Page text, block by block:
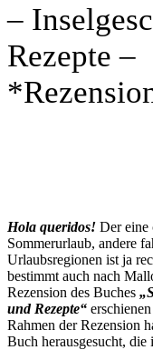
–
Rezepte –
Hola queridos! Der eine
Sommerurlaub, andere
Urlaubsregionen ist ja
bestimmt auch nach
Rezension des Buches
und Rezepte“
Rahmen der Rezension
Buch herausgesucht,